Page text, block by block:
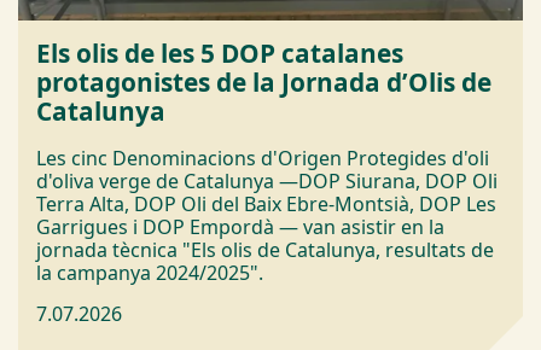
Els olis de les 5 DOP catalanes
protagonistes de la Jornada d’Olis de
Catalunya
Les cinc Denominacions d'Origen Protegides d'oli
d'oliva verge de Catalunya —DOP Siurana, DOP Oli
Terra Alta, DOP Oli del Baix Ebre-Montsià, DOP Les
Garrigues i DOP Empordà — van asistir en la
jornada tècnica "Els olis de Catalunya, resultats de
la campanya 2024/2025".
7.07.2026